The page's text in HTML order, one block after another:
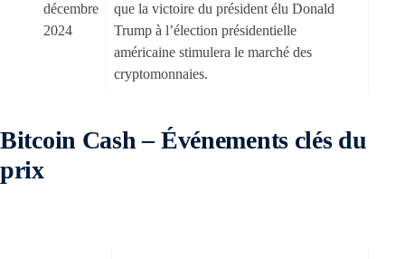
décembre
2024
que la victoire du président élu Donald
Trump à l’élection présidentielle
américaine stimulera le marché des
cryptomonnaies.
Bitcoin Cash – Événements clés du
prix